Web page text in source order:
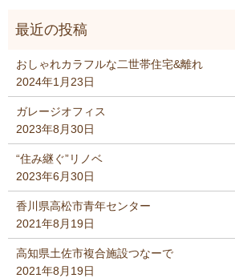
おしゃれカラフルな二世帯住宅&離れ
2024年1月23日
ガレージオフィス
2023年8月30日
“住み継ぐ”リノベ
2023年6月30日
香川県高松市青年センター
2021年8月19日
高知県土佐市複合施設つなーで
2021年8月19日